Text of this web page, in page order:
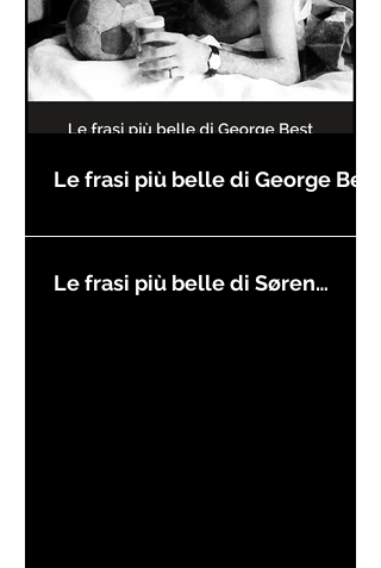
Le frasi più belle di George Best
Le frasi più belle di Søren